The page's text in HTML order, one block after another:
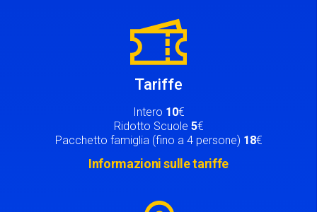
Tariffe
Intero 10€
Ridotto Scuole 5€
Pacchetto famiglia (fino a 4 persone) 18€
Informazioni sulle tariffe